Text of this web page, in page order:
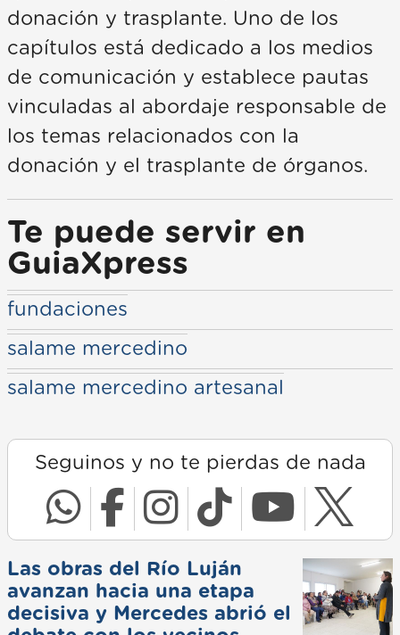
donación y trasplante. Uno de los
capítulos está dedicado a los medios
de comunicación y establece pautas
vinculadas al abordaje responsable de
los temas relacionados con la
donación y el trasplante de órganos.
Te puede servir en
GuiaXpress
fundaciones
salame mercedino
salame mercedino artesanal
Seguinos y no te pierdas de nada
Las obras del Río Luján
avanzan hacia una etapa
decisiva y Mercedes abrió el